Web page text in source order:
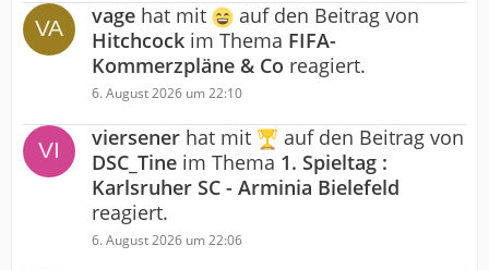
vage hat mit
auf den Beitrag von
Hitchcock im Thema FIFA-
Kommerzpläne & Co reagiert.
6. August 2026 um 22:10
viersener hat mit
auf den Beitrag von
DSC_Tine im Thema 1. Spieltag :
Karlsruher SC - Arminia Bielefeld
reagiert.
6. August 2026 um 22:06